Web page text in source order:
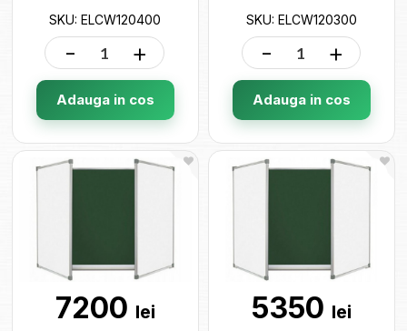
SKU: ELCW120400
- +
Adauga in cos
SKU: ELCW120300
- +
Adauga in cos
7200 lei 5350 lei